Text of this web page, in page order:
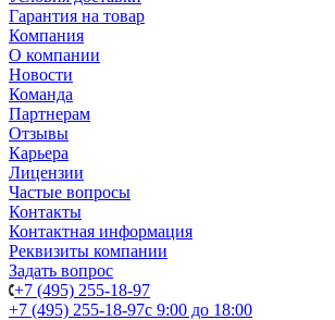
Гарантия на товар
Компания
О компании
Новости
Команда
Партнерам
Отзывы
Карьера
Лицензии
Частые вопросы
Контакты
Контактная информация
Реквизиты компании
Задать вопрос
+7 (495) 255-18-97
+7 (495) 255-18-97с 9:00 до 18:00